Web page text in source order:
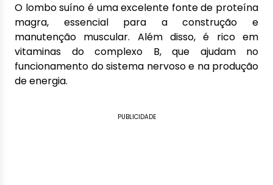
O lombo suíno é uma excelente fonte de proteína
magra, essencial para a construção e
manutenção muscular. Além disso, é rico em
vitaminas do complexo B, que ajudam no
funcionamento do sistema nervoso e na produção
de energia.
PUBLICIDADE